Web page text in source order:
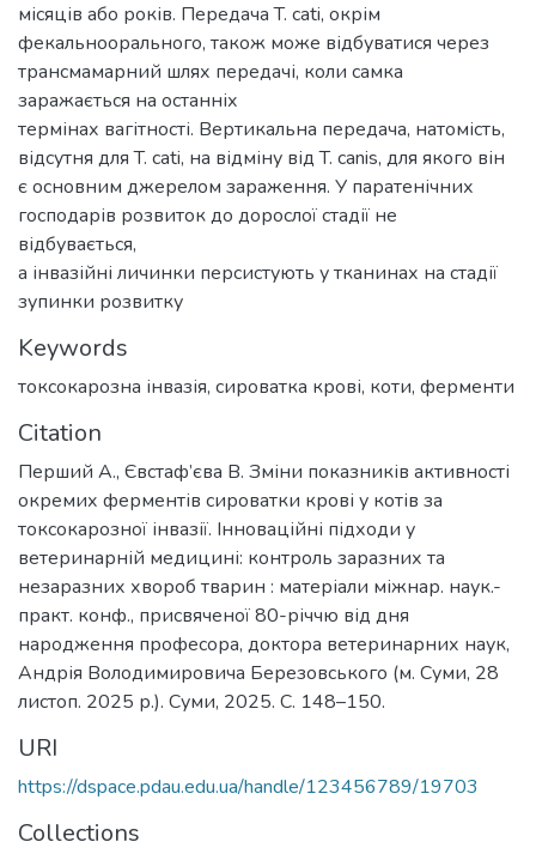
місяців або років. Передача T. cati, окрім
фекальноорального, також може відбуватися через
трансмамарний шлях передачі, коли самка
заражається на останніх
термінах вагітності. Вертикальна передача, натомість,
відсутня для T. cati, на відміну від T. canis, для якого він
є основним джерелом зараження. У паратенічних
господарів розвиток до дорослої стадії не
відбувається,
а інвазійні личинки персистують у тканинах на стадії
зупинки розвитку
Keywords
токсокарозна інвазія, сироватка крові, коти, ферменти
Citation
Перший А., Євстаф’єва В. Зміни показників активності
окремих ферментів сироватки крові у котів за
токсокарозної інвазії. Інноваційні підходи у
ветеринарній медицині: контроль заразних та
незаразних хвороб тварин : матеріали міжнар. наук.-
практ. конф., присвяченої 80-річчю від дня
народження професора, доктора ветеринарних наук,
Андрія Володимировича Березовського (м. Суми, 28
листоп. 2025 р.). Суми, 2025. С. 148–150.
URI
https://dspace.pdau.edu.ua/handle/123456789/19703
Collections